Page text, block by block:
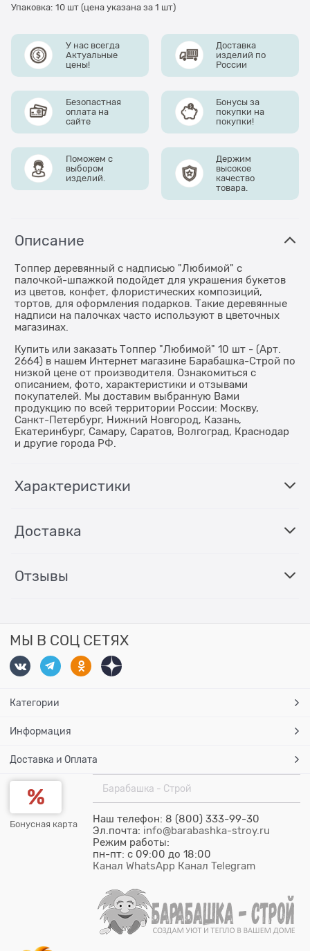
Упаковка: 10 шт (цена указана за 1 шт)
У нас всегда
Актуальные
цены!
Доставка
изделий по
России
Безопастная
оплата на
сайте
Бонусы за
покупки на
покупки!
Поможем с
выбором
изделий.
Держим
высокое
качество
товара.
Описание
Топпер деревянный с надписью "Любимой" с
палочкой-шпажкой подойдет для украшения букетов
из цветов, конфет, флористических композиций,
тортов, для оформления подарков. Такие деревянные
надписи на палочках часто используют в цветочных
магазинах.
Купить или заказать Топпер "Любимой" 10 шт - (Арт.
2664) в нашем Интернет магазине Барабашка-Строй по
низкой цене от производителя. Ознакомиться с
описанием, фото, характеристики и отзывами
покупателей. Мы доставим выбранную Вами
продукцию по всей территории России: Москву,
Санкт-Петербург, Нижний Новгород, Казань,
Екатеринбург, Самару, Саратов, Волгоград, Краснодар
и другие города РФ.
Характеристики
Доставка
Отзывы
МЫ В СОЦ СЕТЯХ
Категории
Информация
Доставка и Оплата
Бонусная карта
Барабашка - Строй
Наш телефон: 8 (800) 333-99-30
Эл.почта: info@barabashka-stroy.ru
Режим работы:
пн-пт: c 09:00 до 18:00
Канал WhatsApp Канал Telegram